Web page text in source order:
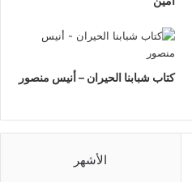
كتاب شبابنا الحيران – أنيس منصور
الأشهر